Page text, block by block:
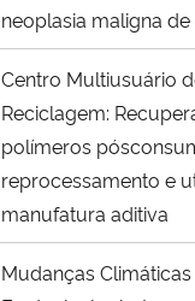
neoplasia maligna
Centro Multiusuário
Reciclagem:
polímeros
reprocessamento e
manufatura aditiva
Mudanças